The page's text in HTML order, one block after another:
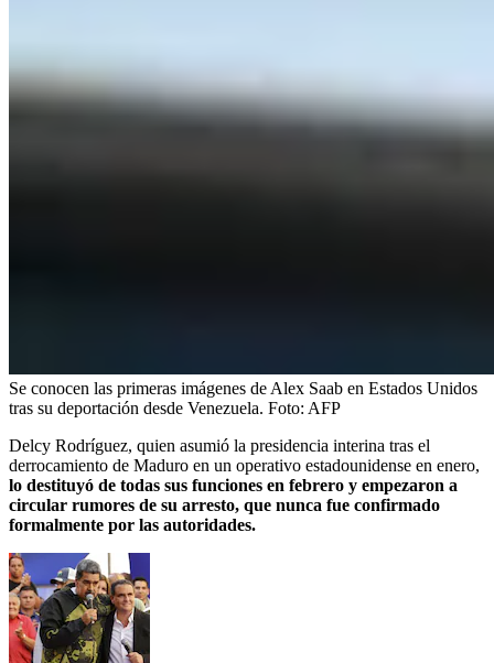
Se conocen las primeras imágenes de Alex Saab en Estados Unidos
tras su deportación desde Venezuela. Foto: AFP
Delcy Rodríguez, quien asumió la presidencia interina tras el
derrocamiento de Maduro en un operativo estadounidense en enero,
lo destituyó de todas sus funciones en febrero y empezaron a
circular rumores de su arresto, que nunca fue confirmado
formalmente por las autoridades.